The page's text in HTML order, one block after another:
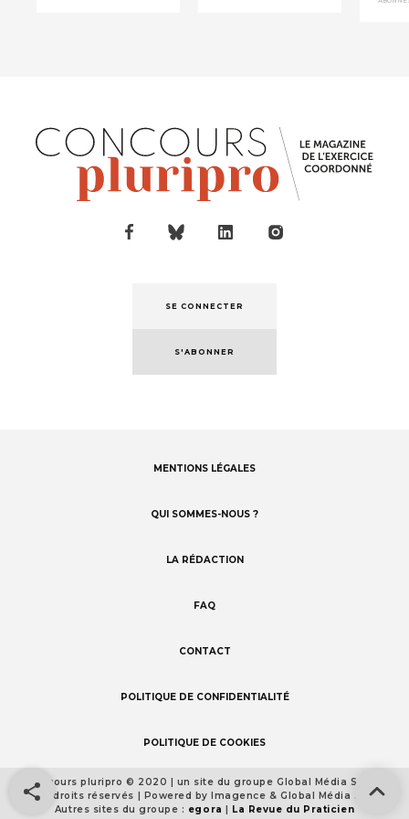
SE CONNECTER
S'ABONNER
MENTIONS LÉGALES
QUI SOMMES-NOUS ?
LA RÉDACTION
FAQ
CONTACT
POLITIQUE DE CONFIDENTIALITÉ
POLITIQUE DE COOKIES
Footer
detail
Concours pluripro © 2020 | un site du groupe Global Média Santé
Tous droits réservés | Powered by Imagence & Global Média Santé
Autres sites du groupe : egora | La Revue du Praticien